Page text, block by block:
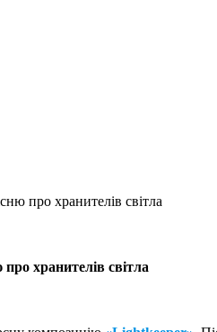
про хранителів світла
хранителів світла